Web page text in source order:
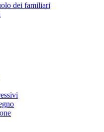
dei familiari